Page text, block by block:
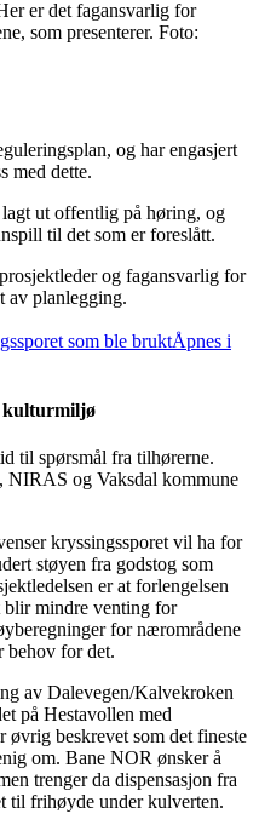
er det fagansvarlig for
som presenterer. Foto:
og har engasjert
med dette.
ut offentlig på høring, og
til det som er foreslått.
og fagansvarlig for
av planlegging.
som ble bruktÅpnes i
kulturmiljø
til spørsmål fra tilhørerne.
NIRAS og Vaksdal kommune
kryssingssporet vil ha for
støyen fra godstog som
er at forlengelsen
blir mindre venting for
for nærområdene
behov for det.
av Dalevegen/Kalvekroken
på Hestavollen med
øvrig beskrevet som det fineste
om. Bane NOR ønsker å
trenger da dispensasjon fra
til frihøyde under kulverten.